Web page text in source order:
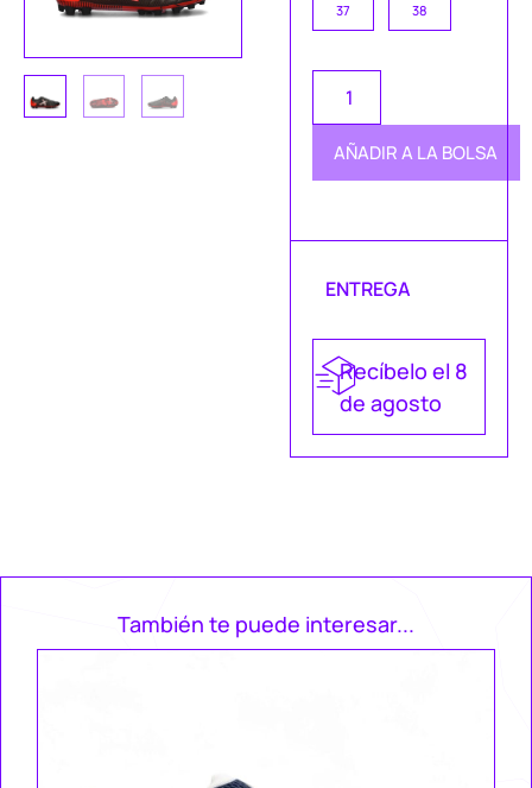
37 38
AÑADIR A LA BOLSA
ENTREGA
Recíbelo el 8
de agosto
También te puede interesar...